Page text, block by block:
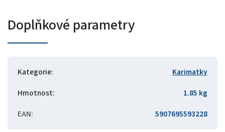
Doplňkové parametry
Kategorie:
Karimatky
Hmotnost:
1.85 kg
EAN: 5907695593228